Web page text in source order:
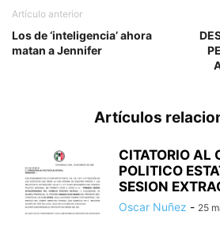
Artículo anterior
Los de ‘inteligencia’ ahora
matan a Jennifer
Artículos
CITATORIO AL
POLITICO
SESION
Oscar Nuñez - 25